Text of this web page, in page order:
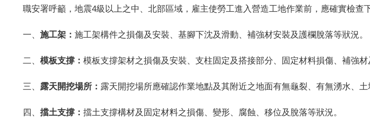
職安署呼籲，地震4級以上之中、北部區域，雇主使勞工進入營造工地作業前，應確實檢查
一、 施工架： 施工架構件之損傷及安裝、基腳下沈及滑動、補強材安裝及護欄脫落等狀況。
二、 模板支撐： 模板支撐架材之損傷及安裝、支柱固定及搭接部分、固定材料損傷、補強材
三、 露天開挖場所： 露天開挖場所應確認作業地點及其附近之地面有無龜裂、有無湧水、
四、 擋土支撐： 擋土支撐構材及固定材料之損傷、變形、腐蝕、移位及脫落等狀況。